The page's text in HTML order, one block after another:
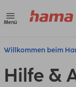
Menü
Willkommen beim
Hilfe &